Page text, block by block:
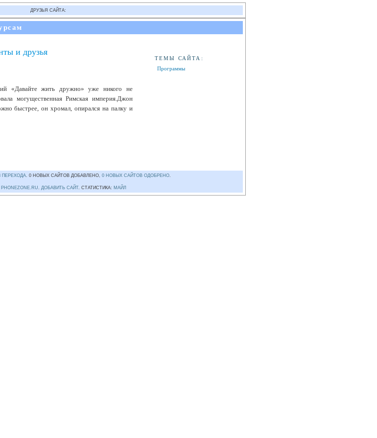
ДРУЗЬЯ САЙТА:
и друзья
«Давайте жить дружно» уже никого не
могущественная Римская империя.Джон
быстрее, он хромал, опирался на палку и
ТЕМЫ САЙТА:
Программы
ПЕРЕХОДА. 0 НОВЫХ САЙТОВ ДОБАВЛЕНО, 0 НОВЫХ САЙТОВ ОДОБРЕНО.
PHONEZONE.RU. ДОБАВИТЬ САЙТ. СТАТИСТИКА: МАЙЛ